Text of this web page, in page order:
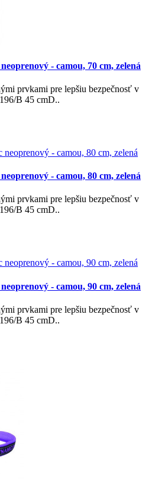
- camou, 70 cm, zelená
prvkami pre lepšiu bezpečnosť v
B 45 cmD..
- camou, 80 cm, zelená
prvkami pre lepšiu bezpečnosť v
B 45 cmD..
- camou, 90 cm, zelená
prvkami pre lepšiu bezpečnosť v
B 45 cmD..